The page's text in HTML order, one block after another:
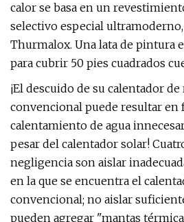
calor se basa en un
selectivo especial
Thurmalox. Una lata de pintura
para cubrir 50 pies cuadrados
¡El descuido de su calentador
convencional puede resultar en
calentamiento de agua
pesar del calentador solar!
negligencia son aislar
en la que se encuentra el
convencional; no aislar
pueden agregar "mantas